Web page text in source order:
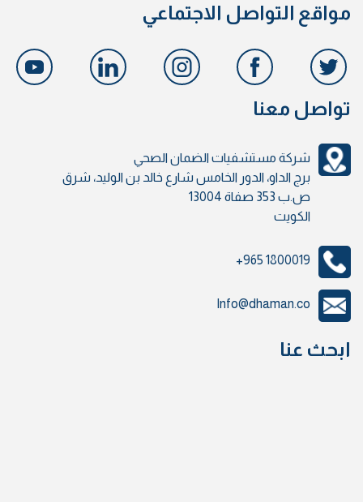
مواقع التواصل الاجتماعي
تواصل معنا
شركة مستشفيات الضمان الصحي
برج الداو، الدور الخامس شارع خالد بن الوليد، شرق
ص.ب 353 صفاة 13004
الكويت
+965 1800019
Info@dhaman.co
ابحث عنا